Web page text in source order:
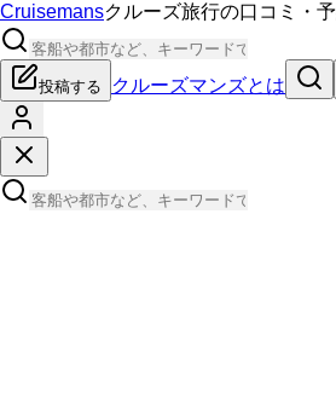
Cruisemansクルーズ旅行の口コミ・
投稿する クルーズマンズとは